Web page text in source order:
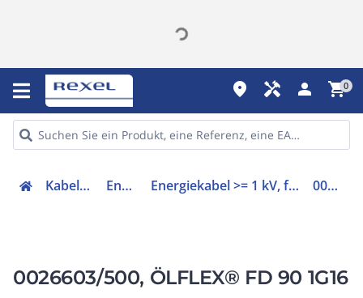
place handyman person shopping_cart0
Kabel & Leitungen Energiekabel Energiekabel >= 1 kV, für ortsveränderlichen Einsatz 0026603/500
0026603/500, ÖLFLEX® FD 90 1G16